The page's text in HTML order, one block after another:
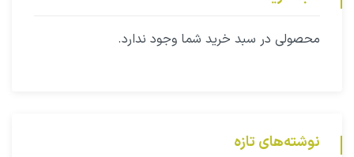
محصولی در سبد خرید شما وجود ندارد.
نوشته‌های تازه